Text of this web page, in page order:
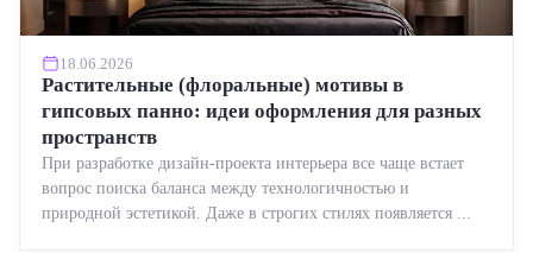
18.06.2026
Растительные (флоральные) мотивы в
гипсовых панно: идеи оформления для разных
пространств
При разработке дизайн-проекта интерьера все чаще встает
вопрос поиска баланса между технологичностью и
природной эстетикой. Даже в строгих стилях появляется ...